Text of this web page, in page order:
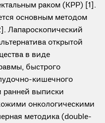
раком (КРР) [1].
основным методом
Лапароскопический
открытой
в виде
быстрого
кишечного
ранней выписки
онкологическими
методика (double-